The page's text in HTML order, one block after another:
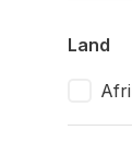
Land